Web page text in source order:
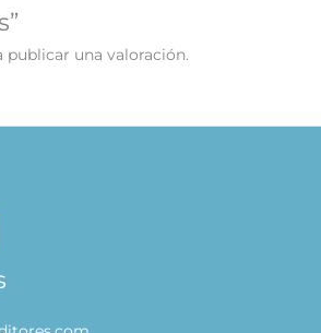
publicar una valoración.